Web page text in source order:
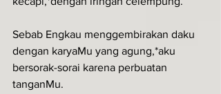
Sebab Engkau menggembirakan daku
dengan karyaMu yang agung,*aku
bersorak-sorai karena perbuatan
tanganMu.